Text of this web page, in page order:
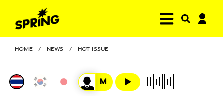
HOME NEWS HOT ISSUE